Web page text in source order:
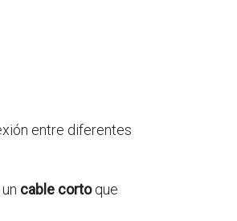
entre diferentes
cable cortoque